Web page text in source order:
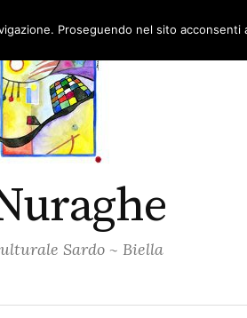
Sardo ~ Biella
Proseguendo nel sito acconsenti